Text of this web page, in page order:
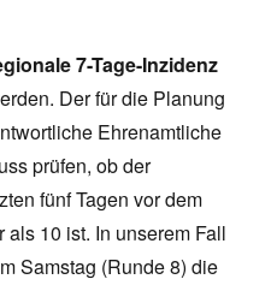
7-Tage-Inzidenz
Der für die Planung
Ehrenamtliche
prüfen, ob der
fünf Tagen vor dem
10 ist. In unserem Fall
Samstag (Runde 8) die